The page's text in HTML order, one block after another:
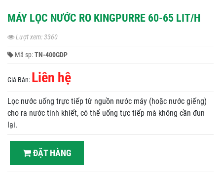
MÁY LỌC NƯỚC RO KINGPURRE 60-65 LIT/H
Lượt xem: 3360
Mã sp:TN-400GDP
Giá Bán: Liên hệ
Lọc nước uống trực tiếp từ nguồn nước máy (hoặc nước giếng)
cho ra nước tinh khiết, có thể uống tực tiếp mà không cần đun
lại.
ĐẶT HÀNG